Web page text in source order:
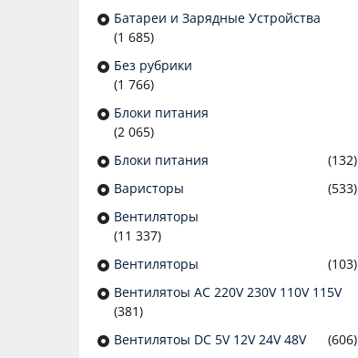
Батареи и Зарядные Устройства
(1 685)
Без рубрики
(1 766)
Блоки питания
(2 065)
Блоки питания
(132)
Варисторы
(533)
Вентиляторы
(11 337)
Вентиляторы
(103)
Вентилятоы AC 220V 230V 110V 115V
(381)
Вентилятоы DC 5V 12V 24V 48V
(606)